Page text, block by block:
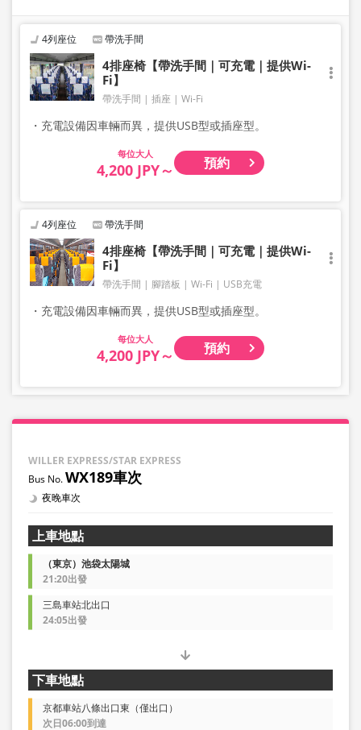
4列座位 帶洗手間
4排座椅【帶洗手間｜可充電｜提供Wi-
Fi】
帶洗手間 插座 Wi-Fi
・充電設備因車輛而異，提供USB型或插座型。
大人
4,200 JPY～ 預約
4列座位 帶洗手間
4排座椅【帶洗手間｜可充電｜提供Wi-
Fi】
帶洗手間 腳踏板 Wi-Fi USB充電
・充電設備因車輛而異，提供USB型或插座型。
大人
4,200 JPY～ 預約
WILLER EXPRESS/STAR EXPRESS
WX189車次
夜晚車次
上車地點
（東京）池袋太陽城
21:20出發
三島車站北出口
24:05出發
下車地點
京都車站八條出口東（僅出口）
次日06:00到達